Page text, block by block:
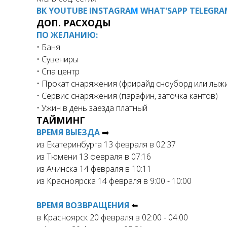
ВКYOUTUBE INSTAGRAM WHAT'SAPP
ДОП. РАСХОДЫ
ПО ЖЕЛАНИЮ:
• Баня
• Сувениры
• Спа центр
• Прокат снаряжения (фрирайд сноуборд или
• Сервис снаряжения (парафин, заточка кантов)
• Ужин в день заезда платный
ТАЙМИНГ
ВРЕМЯ ВЫЕЗДА➡️
из Екатеринбурга 13 февраля в 02:37
из Тюмени 13 февраля в 07:16
из Ачинска 14 февраля в 10:11
из Красноярска 14 февраля в 9:00 - 10:00
ВРЕМЯ ВОЗВРАЩЕНИЯ ⬅️
в Красноярск 20 февраля в 02:00 - 04:00